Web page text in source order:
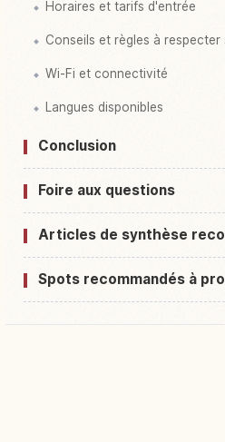
Horaires et tarifs d'entrée
Conseils et règles à respecter
Wi-Fi et connectivité
Langues disponibles
Conclusion
Foire aux questions
Articles de synthèse
Spots recommandés à